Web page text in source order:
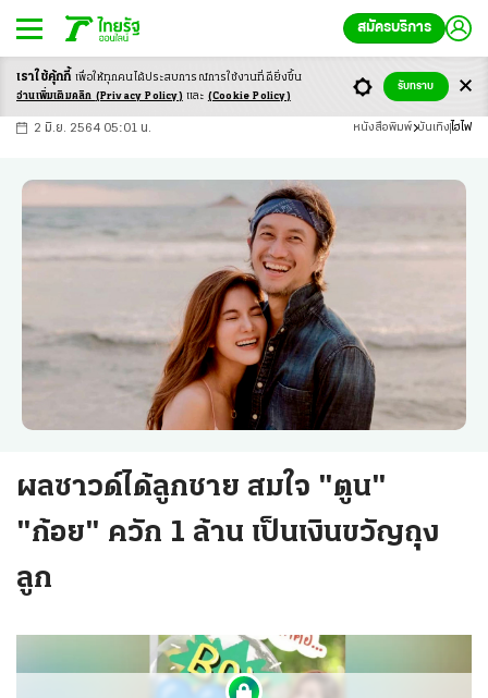
สมัครบริการ
-ก ก ก+
2 มิ.ย. 2564 05:01 น. หนังสือพิมพ์ บันเทิง ไฮไฟ
ผลซาวด์ได้ลูกชาย สมใจ "ตูน"
"ก้อย" ควัก 1 ล้าน เป็นเงินขวัญถุง
ลูก
เราใช้คุ้กกี้ เพื่อให้ทุกคนได้ประสบการณ์การใช้งานที่ดียิ่งขึ้น
อ่านเพิ่มเติมคลิก (Privacy Policy) และ (Cookie Policy)
รับทราบ